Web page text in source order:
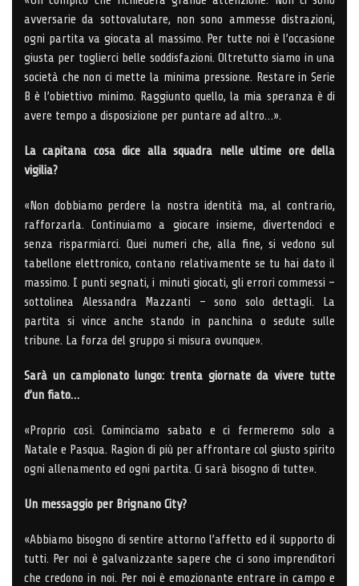
avversarie da sottovalutare, non sono ammesse distrazioni,
ogni partita va giocata al massimo. Per tutte noi è l’occasione
giusta per toglierci belle soddisfazioni. Oltretutto siamo in una
società che non ci mette la minima pressione. Restare in Serie
B è l’obiettivo minimo. Raggiunto quello, la mia speranza è di
avere tempo a disposizione per puntare ad altro…».
La capitana cosa dice alla squadra nelle ultime ore della
vigilia?
«Non dobbiamo perdere la nostra identità ma, al contrario,
rafforzarla. Continuiamo a giocare insieme, divertendoci e
senza risparmiarci. Quei numeri che, alla fine, si vedono sul
tabellone elettronico, contano relativamente se tu hai dato il
massimo. I punti segnati, i minuti giocati, gli errori commessi –
sottolinea Alessandra Mazzanti – sono solo dettagli. La
partita si vince anche stando in panchina o sedute sulle
tribune. La forza del gruppo si misura ovunque».
Sarà un campionato lungo: trenta giornate da vivere tutte
d’un fiato…
«Proprio così. Cominciamo sabato e ci fermeremo solo a
Natale e Pasqua. Ragion di più per affrontare col giusto spirito
ogni allenamento ed ogni partita. Ci sarà bisogno di tutte».
Un messaggio per Brignano City?
«Abbiamo bisogno di sentire attorno l’affetto ed il supporto di
tutti. Per noi è galvanizzante sapere che ci sono imprenditori
che credono in noi. Per noi è emozionante entrare in campo e